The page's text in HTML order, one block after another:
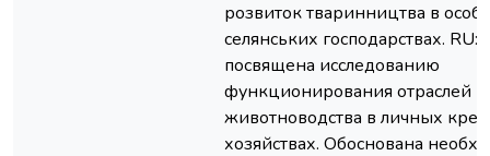
розвиток тваринництва в
селянських господарствах. RU:
посвящена исследованию
функционирования отраслей
животноводства в личных
хозяйствах. Обоснована